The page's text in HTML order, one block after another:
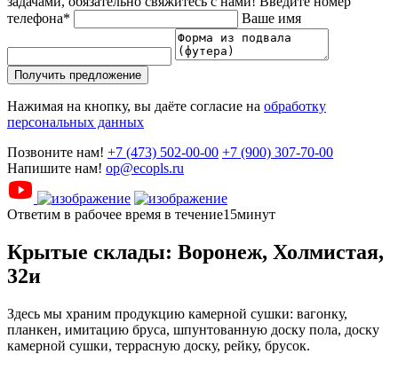
телефона*
Ваше имя
Получить предложение
Нажимая на кнопку, вы даёте согласие на обработку
персональных данных
Позвоните нам! +7 (473) 502-00-00 +7 (900) 307-70-00
Напишите нам! op@ecopls.ru
Ответим в рабочее время в течение15минут
Крытые склады: Воронеж, Холмистая,
32и
Здесь мы храним продукцию камерной сушки: вагонку,
планкен, имитацию бруса, шпунтованную доску пола, доску
камерной сушки, террасную доску, рейку, брусок.